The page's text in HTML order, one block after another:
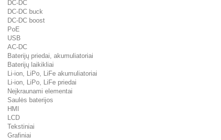
DC-DC
DC-DC buck
DC-DC boost
PoE
USB
AC-DC
Baterijų priedai, akumuliatoriai
Baterijų laikikliai
Li-ion, LiPo, LiFe akumuliatoriai
Li-ion, LiPo, LiFe priedai
Neįkraunami elementai
Saulės baterijos
HMI
LCD
Tekstiniai
Grafiniai